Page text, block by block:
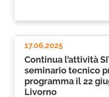
17.06.2025
Continua l’attività
seminario tecnico
programma il 22
Livorno